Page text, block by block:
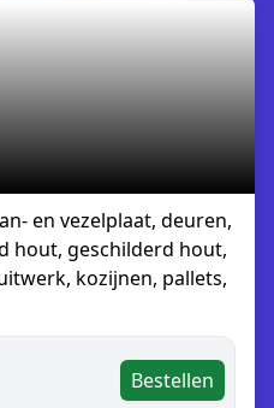
en vezelplaat, deuren,
hout, geschilderd hout,
kozijnen, pallets,
Bestellen